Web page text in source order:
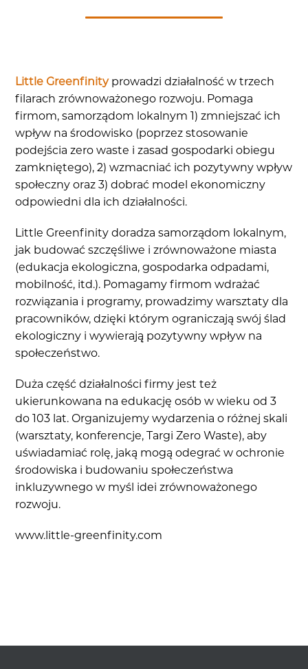
Little Greenfinity prowadzi działalność w trzech
filarach zrównoważonego rozwoju. Pomaga
firmom, samorządom lokalnym 1) zmniejszać ich
wpływ na środowisko (poprzez stosowanie
podejścia zero waste i zasad gospodarki obiegu
zamkniętego), 2) wzmacniać ich pozytywny wpływ
społeczny oraz 3) dobrać model ekonomiczny
odpowiedni dla ich działalności.
Little Greenfinity doradza samorządom lokalnym,
jak budować szczęśliwe i zrównoważone miasta
(edukacja ekologiczna, gospodarka odpadami,
mobilność, itd.). Pomagamy firmom wdrażać
rozwiązania i programy, prowadzimy warsztaty dla
pracowników, dzięki którym ograniczają swój ślad
ekologiczny i wywierają̨ pozytywny wpływ na
społeczeństwo.
Duża część działalności firmy jest też
ukierunkowana na edukację osób w wieku od 3
do 103 lat. Organizujemy wydarzenia o różnej skali
(warsztaty, konferencje, Targi Zero Waste), aby
uświadamiać rolę, jaką mogą odegrać w ochronie
środowiska i budowaniu społeczeństwa
inkluzywnego w myśl idei zrównoważonego
rozwoju.
www.little-greenfinity.com